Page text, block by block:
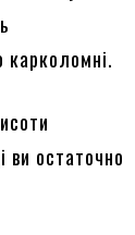
карколомні.
ви остаточно